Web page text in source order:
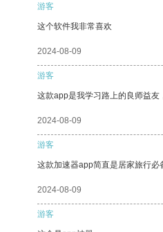
游客
这个软件我非常喜欢
2024-08-09
游客
这款app是我学习路上的良师益友
2024-08-09
游客
这款加速器app简直是居家旅行必
2024-08-09
游客